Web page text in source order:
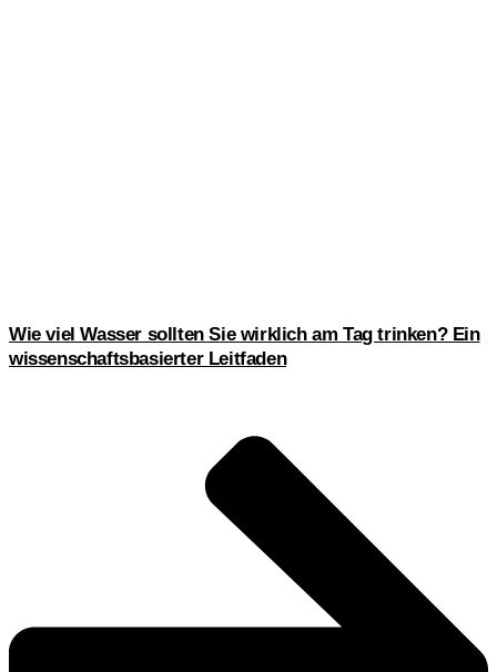
Wie viel Wasser sollten Sie wirklich am Tag trinken? Ein
wissenschaftsbasierter Leitfaden